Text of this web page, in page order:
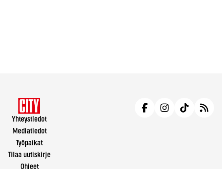
Yhteystiedot
Mediatiedot
Työpaikat
Tilaa uutiskirje
Ohjeet